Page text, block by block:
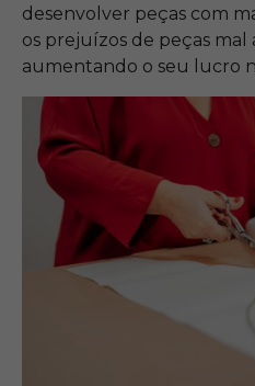
desenvolver peças com
os prejuízos de peças mal
aumentando o seu lucro